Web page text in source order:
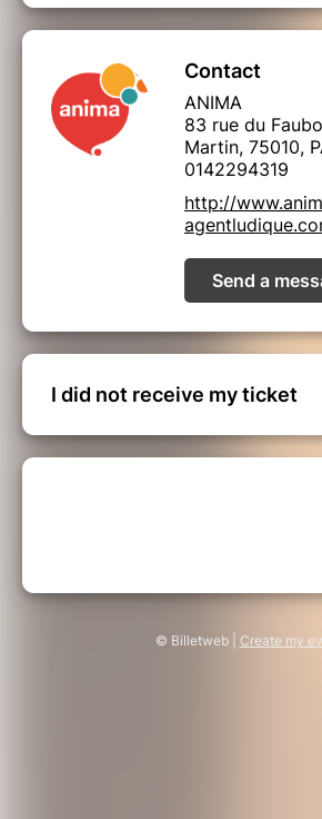
Contact
ANIMA
83 rue du
Martin, 75010,
0142294319
http://
Send a
I did not receive my ticket
© Billetweb | Create my